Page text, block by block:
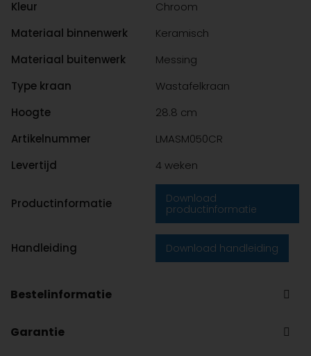
Kleur
Chroom
Materiaal binnenwerk
Keramisch
Materiaal buitenwerk
Messing
Type kraan
Wastafelkraan
Hoogte
28.8 cm
Artikelnummer
LMASM050CR
Levertijd
4 weken
Productinformatie
Download
productinformatie
Handleiding Download handleiding
Bestelinformatie
een sanitaironderdeel nodig van Life Moments of een van
Garantie